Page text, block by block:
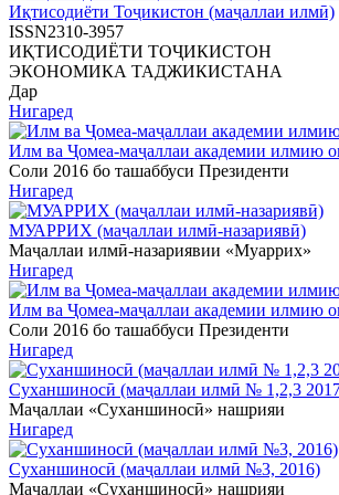
Иқтисодиёти Тоҷикистон (маҷаллаи илмӣ)
ISSN2310-3957
ИҚТИСОДИЁТИ ТОҶИКИСТОН
ЭКОНОМИКА ТАДЖИКИСТАНА
Дар
Нигаред
Илм ва Ҷомеа-маҷаллаи академии илмию
Соли 2016 бо ташаббуси Президенти
Нигаред
МУАРРИХ (маҷаллаи илмӣ-назариявӣ)
Маҷаллаи илмӣ-назариявии «Муаррих»
Нигаред
Илм ва Ҷомеа-маҷаллаи академии илмию
Соли 2016 бо ташаббуси Президенти
Нигаред
Суханшиносӣ (маҷаллаи илмӣ № 1,2,3
Маҷаллаи «Суханшиносӣ» нашрияи
Нигаред
Суханшиносӣ (маҷаллаи илмӣ №3, 2016)
Маҷаллаи «Суханшиносӣ» нашрияи